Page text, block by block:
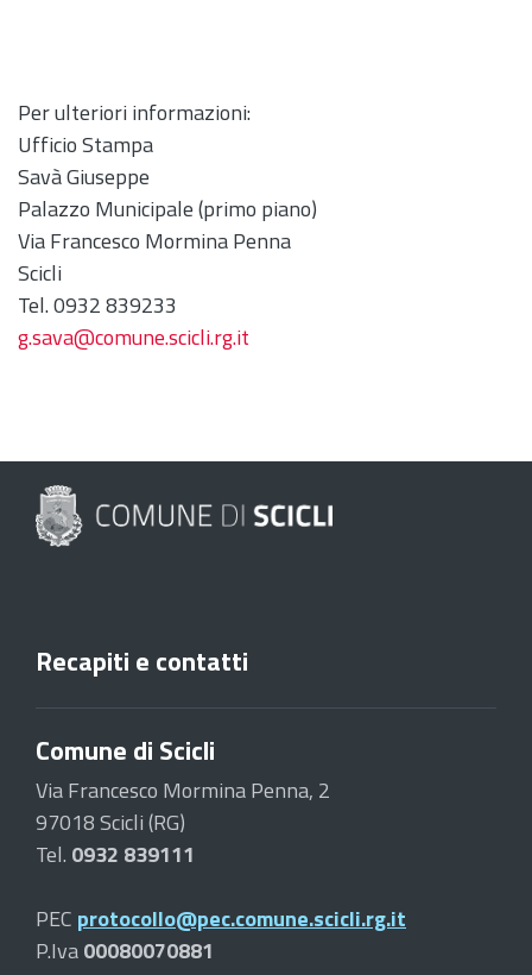
Per ulteriori informazioni:
Ufficio Stampa
Savà Giuseppe
Palazzo Municipale (primo piano)
Via Francesco Mormina Penna
Scicli
Tel. 0932 839233
g.sava@comune.scicli.rg.it
Recapiti e contatti
Comune di Scicli
Via Francesco Mormina Penna, 2
97018 Scicli (RG)
Tel. 0932 839111
PEC protocollo@pec.comune.scicli.rg.it
P.Iva00080070881